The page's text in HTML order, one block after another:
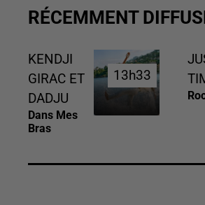
RÉCEMMENT
KENDJI
GIRAC ET
DADJU
Dans Mes
Bras
13h33
13h33